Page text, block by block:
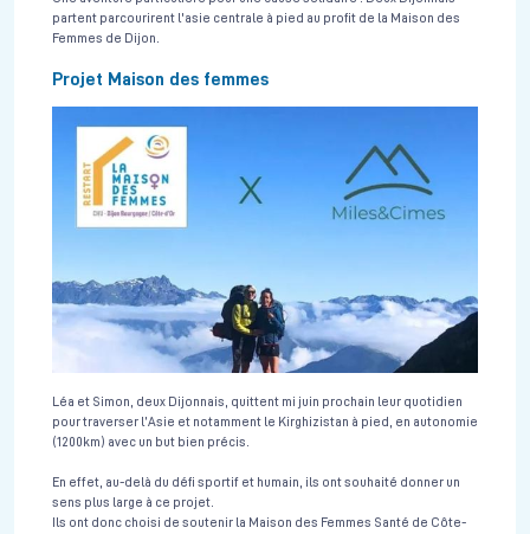
partent parcourirent l'asie centrale à pied au profit de la Maison des
Femmes de Dijon.
Projet Maison des femmes
Léa et Simon, deux Dijonnais, quittent mi juin prochain leur quotidien
pour traverser l’Asie et notamment le Kirghizistan à pied, en autonomie
(1200km) avec un but bien précis.
En effet, au-delà du défi sportif et humain, ils ont souhaité donner un
sens plus large à ce projet.
Ils ont donc choisi de soutenir la Maison des Femmes Santé de Côte-